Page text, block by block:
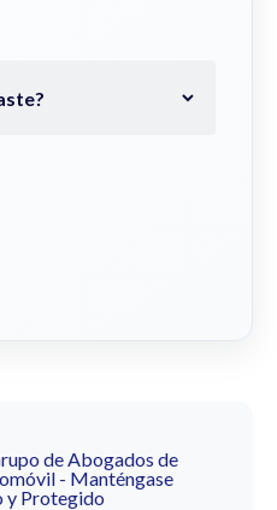
de Abogados de
- Manténgase
y Protegido